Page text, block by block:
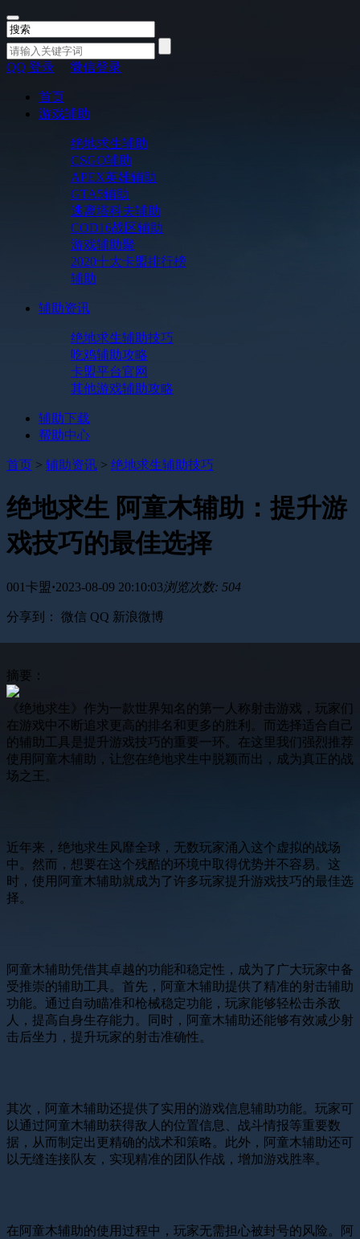
QQ 登录 微信登录
首页
游戏辅助
绝地求生辅助
CSGO辅助
APEX英雄辅助
GTA5辅助
逃离塔科夫辅助
COD16战区辅助
游戏辅助聚
2020十大卡盟排行榜
辅助
辅助资讯
绝地求生辅助技巧
吃鸡辅助攻略
卡盟平台官网
其他游戏辅助攻略
辅助下载
帮助中心
首页 > 辅助资讯 > 绝地求生辅助技巧
绝地求生 阿童木辅助：提升游
戏技巧的最佳选择
001卡盟·2023-08-09 20:10:03浏览次数: 504
分享到： 微信 QQ 新浪微博
摘要：
《绝地求生》作为一款世界知名的第一人称射击游戏，玩家们
在游戏中不断追求更高的排名和更多的胜利。而选择适合自己
的辅助工具是提升游戏技巧的重要一环。在这里我们强烈推荐
使用阿童木辅助，让您在绝地求生中脱颖而出，成为真正的战
场之王。
近年来，绝地求生风靡全球，无数玩家涌入这个虚拟的战场
中。然而，想要在这个残酷的环境中取得优势并不容易。这
时，使用阿童木辅助就成为了许多玩家提升游戏技巧的最佳选
择。
阿童木辅助凭借其卓越的功能和稳定性，成为了广大玩家中备
受推崇的辅助工具。首先，阿童木辅助提供了精准的射击辅助
功能。通过自动瞄准和枪械稳定功能，玩家能够轻松击杀敌
人，提高自身生存能力。同时，阿童木辅助还能够有效减少射
击后坐力，提升玩家的射击准确性。
其次，阿童木辅助还提供了实用的游戏信息辅助功能。玩家可
以通过阿童木辅助获得敌人的位置信息、战斗情报等重要数
据，从而制定出更精确的战术和策略。此外，阿童木辅助还可
以无缝连接队友，实现精准的团队作战，增加游戏胜率。
在阿童木辅助的使用过程中，玩家无需担心被封号的风险。阿